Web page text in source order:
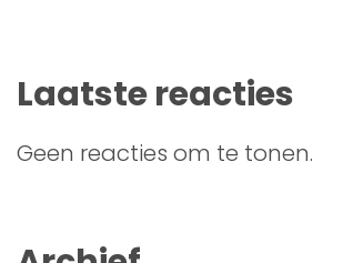
Laatste reacties
Geen reacties om te tonen.